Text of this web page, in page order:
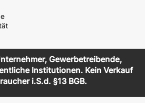
Gewerbetreibende,
Institutionen. Kein Verkauf
i.S.d. §13 BGB.